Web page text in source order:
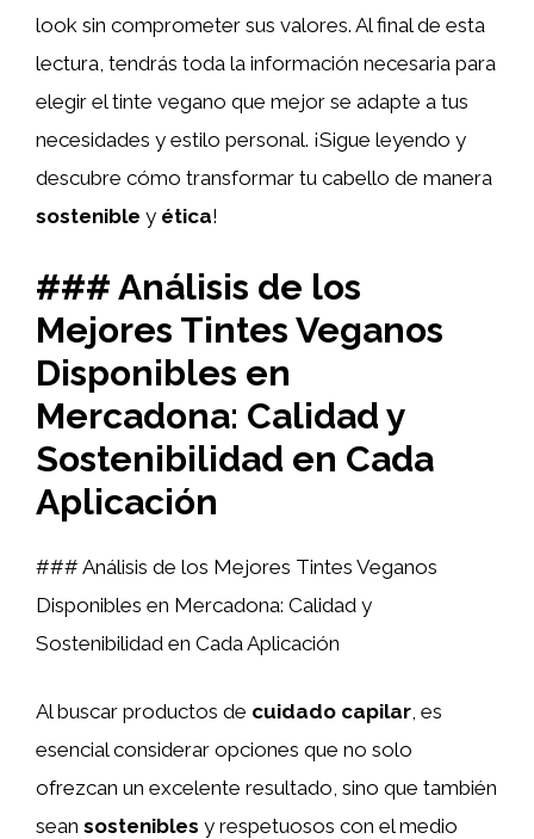
look sin comprometer sus valores. Al final de esta
lectura, tendrás toda la información necesaria para
elegir el tinte vegano que mejor se adapte a tus
necesidades y estilo personal. ¡Sigue leyendo y
descubre cómo transformar tu cabello de manera
sostenible y ética!
### Análisis de los
Mejores Tintes Veganos
Disponibles en
Mercadona: Calidad y
Sostenibilidad en Cada
Aplicación
### Análisis de los Mejores Tintes Veganos
Disponibles en Mercadona: Calidad y
Sostenibilidad en Cada Aplicación
Al buscar productos de cuidado capilar, es
esencial considerar opciones que no solo
ofrezcan un excelente resultado, sino que también
sean sostenibles y respetuosos con el medio